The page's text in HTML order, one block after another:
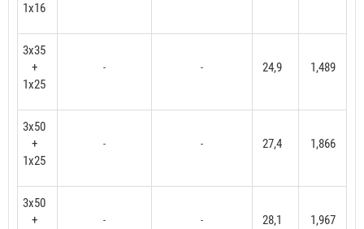
1x16
3x35
+
1x25
- - 24,9 1,489
3x50
+
1x25
- - 27,4 1,866
3x50
+
- - 28,1 1,967